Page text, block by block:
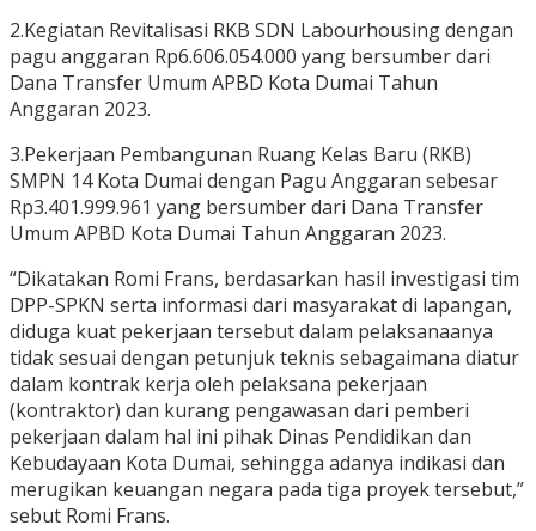
2.Kegiatan Revitalisasi RKB SDN Labourhousing dengan
pagu anggaran Rp6.606.054.000 yang bersumber dari
Dana Transfer Umum APBD Kota Dumai Tahun
Anggaran 2023.
3.Pekerjaan Pembangunan Ruang Kelas Baru (RKB)
SMPN 14 Kota Dumai dengan Pagu Anggaran sebesar
Rp3.401.999.961 yang bersumber dari Dana Transfer
Umum APBD Kota Dumai Tahun Anggaran 2023.
“Dikatakan Romi Frans, berdasarkan hasil investigasi tim
DPP-SPKN serta informasi dari masyarakat di lapangan,
diduga kuat pekerjaan tersebut dalam pelaksanaanya
tidak sesuai dengan petunjuk teknis sebagaimana diatur
dalam kontrak kerja oleh pelaksana pekerjaan
(kontraktor) dan kurang pengawasan dari pemberi
pekerjaan dalam hal ini pihak Dinas Pendidikan dan
Kebudayaan Kota Dumai, sehingga adanya indikasi dan
merugikan keuangan negara pada tiga proyek tersebut,”
sebut Romi Frans.